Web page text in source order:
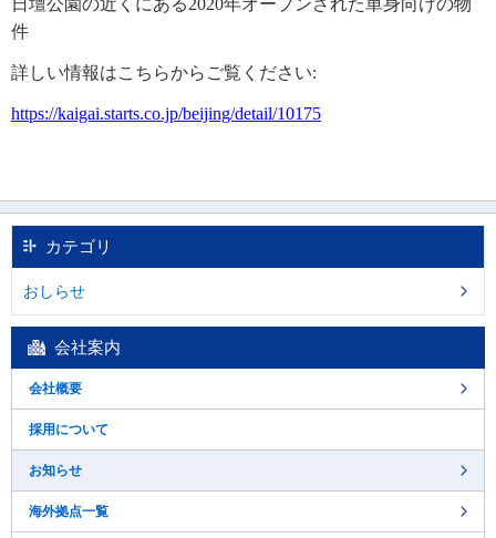
日壇公園の近くにある2020年オープンされた単身向けの物
件
詳しい情報はこちらからご覧ください:
https://kaigai.starts.co.jp/beijing/detail/10175
カテゴリ
おしらせ
会社案内
会社概要
採用について
お知らせ
海外拠点一覧